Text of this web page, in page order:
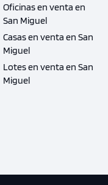
Oficinas en venta en
San Miguel
Casas en venta en San
Miguel
Lotes en venta en San
Miguel